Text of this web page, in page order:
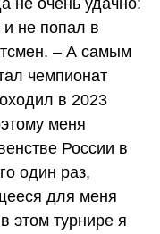
и не попал в
– А самым
чемпионат
в 2023
меня
России в
один раз,
для меня
этом турнире я